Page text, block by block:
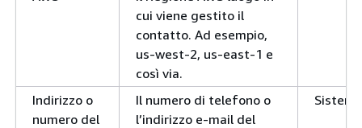
cui viene gestito il
contatto. Ad esempio,
us-west-2, us-east-1 e
così via.
Indirizzo o
numero del
Il numero di telefono o
l’indirizzo e-mail del
Sistema